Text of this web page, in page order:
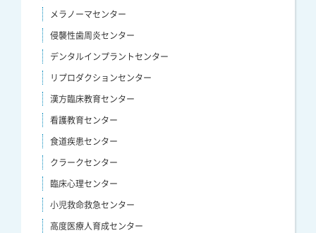
メラノーマセンター
侵襲性歯周炎センター
デンタルインプラントセンター
リプロダクションセンター
漢方臨床教育センター
看護教育センター
食道疾患センター
クラークセンター
臨床心理センター
小児救命救急センター
高度医療人育成センター